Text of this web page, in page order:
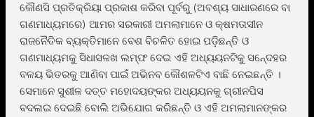
କୌଣସି ପ୍ରତିକ୍ରିୟା ପ୍ରକାଶ କରିବା ପୂର୍ବରୁ (ଅବଶ୍ୟ ସାଧାରଣରେ ବା
ଗଣମାଧ୍ୟମରେ) ଆମର ସରକାରୀ ଅମଲାମାନେ ଓ କ୍ଷମତାସୀନ
ରାଜନୈତିକ ବ୍ୟକ୍ତିମାନେ ବେଶ ବିଚଳିତ ହୋଇ ପଡ଼ିଛନ୍ତି ଓ
ଗଣମାଧ୍ୟମକୁ ସିଧାସଳଖ ଲମ୍ଫ ଦେଇ ଏହି ଅଧ୍ୟୟନଟିକୁ ସନେ୍ଦହର
ବଳୟ ଭିତରକୁ ଆଣିବା ପାଇଁ ଅଭିନବ କୌଶଳଟିଏ ବାଛି ନେଇଛନ୍ତି ।
ସେମାନେ ସୁଶୀଳ ଦତ୍ତ ମହୋଦୟଙ୍କର ଅଧ୍ୟୟନକୁ ଗ୍ରୀନପିସ
ବଦଳାଇ ଦେଇଛି ବୋଲି ଅଭିଯୋଗ କରିଛନ୍ତି ଓ ଏହି ଅମଲାମାନଙ୍କର